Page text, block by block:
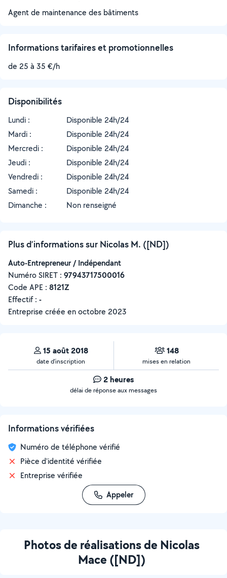
Agent de maintenance des bâtiments
Informations tarifaires et promotionnelles
de 25 à 35 €/h
Disponibilités
Lundi :
Disponible 24h/24
Mardi :
Disponible 24h/24
Mercredi :
Disponible 24h/24
Jeudi :
Disponible 24h/24
Vendredi :
Disponible 24h/24
Samedi :
Disponible 24h/24
Dimanche :
Non renseigné
Plus d’informations sur Nicolas M. ([ND])
Auto-Entrepreneur / Indépendant
Numéro SIRET : ‍97943717500016
Code APE : 8121Z
Effectif : -
Entreprise créée enoctobre 2023
15 août 2018
date d’inscription
148
mises en relation
2 heures
délai de réponse aux messages
Informations vérifiées
Numéro de téléphone vérifié
Pièce d'identité vérifiée
Entreprise vérifiée
Appeler
Photos de réalisations de Nicolas
Mace ([ND])